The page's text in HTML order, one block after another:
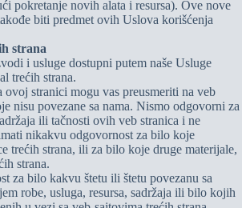
pokretanje novih alata i resursa). Ove nove
biti predmet ovih Uslova korišćenja
strana
i usluge dostupni putem naše Usluge
trećih strana.
stranici mogu vas preusmeriti na veb
nisu povezane sa nama. Nismo odgovorni za
ili tačnosti ovih veb stranica i ne
nikakvu odgovornost za bilo koje
trećih strana, ili za bilo koje druge materijale,
strana.
za bilo kakvu štetu ili štetu povezanu sa
robe, usluga, resursa, sadržaja ili bilo kojih